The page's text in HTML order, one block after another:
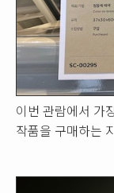
이번 관람에서 가
작품을 구매하는